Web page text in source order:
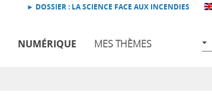
► DOSSIER : LA SCIENCE FACE AUX INCENDIES
NUMÉRIQUE MES THÈMES